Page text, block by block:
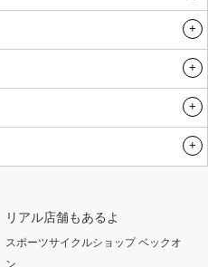
リアル店舗もあるよ
スポーツサイクルショップ ベックオ